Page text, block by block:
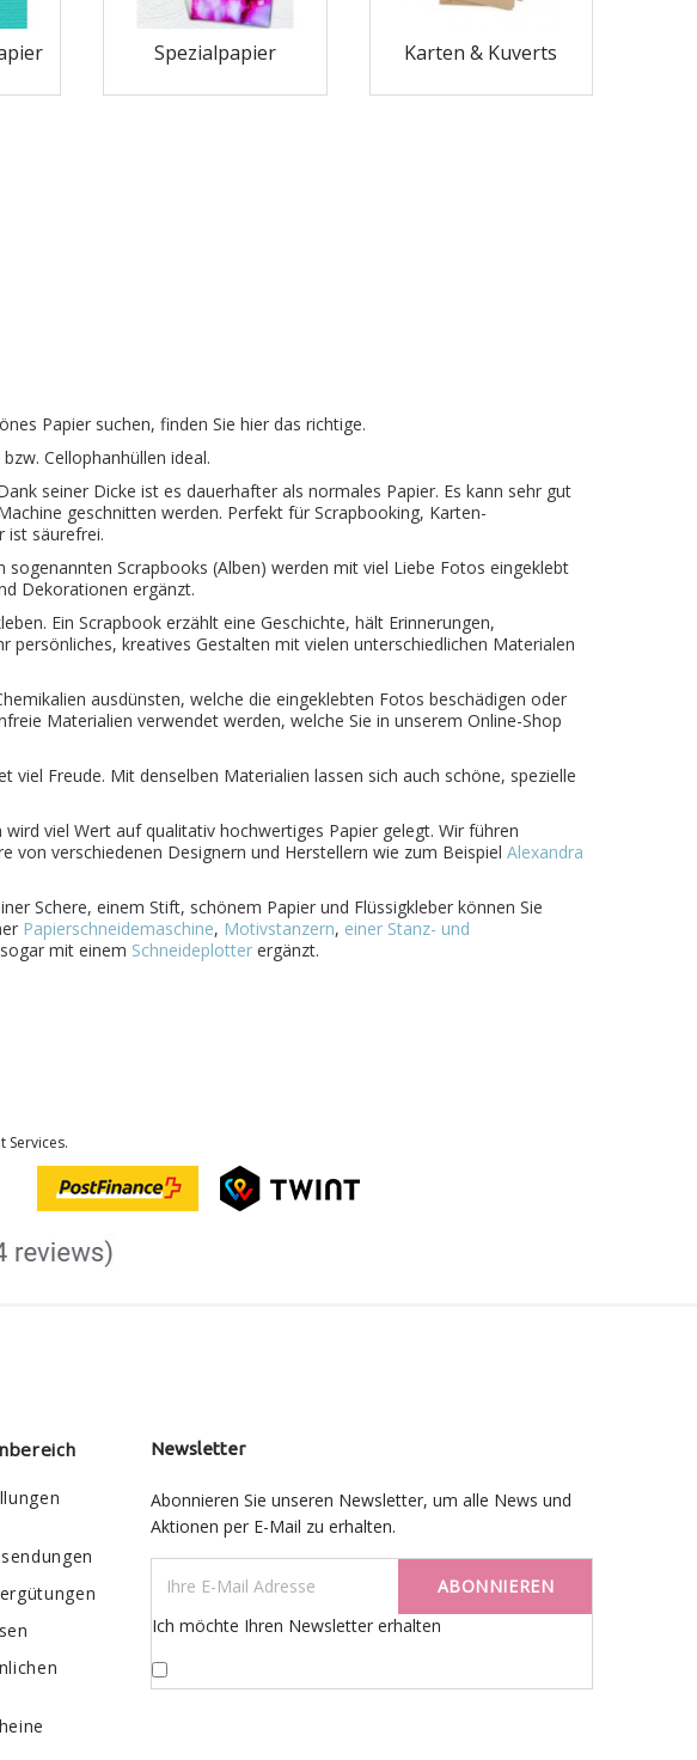
Spezialpapier Karten & Kuverts
Papier suchen, finden Sie hier das richtige.
bzw. Cellophanhüllen ideal.
seiner Dicke ist es dauerhafter als normales Papier. Es kann sehr gut
geschnitten werden. Perfekt für Scrapbooking, Karten-
ist säurefrei.
Scrapbooks (Alben) werden mit viel Liebe Fotos eingeklebt
Dekorationen ergänzt.
Ein Scrapbook erzählt eine Geschichte, hält Erinnerungen,
kreatives Gestalten mit vielen unterschiedlichen Materialen
ausdünsten, welche die eingeklebten Fotos beschädigen oder
Materialien verwendet werden, welche Sie in unserem Online-Shop
viel Freude. Mit denselben Materialien lassen sich auch schöne, spezielle
viel Wert auf qualitativ hochwertiges Papier gelegt. Wir führen
von verschiedenen Designern und Herstellern wie zum Beispiel Alexandra
Schere, einem Stift, schönem Papier und Flüssigkleber können Sie
Papierschneidemaschine, Motivstanzern, einer Stanz- und
mit einem Schneideplotter ergänzt.
Services.
Newsletter
Abonnieren Sie unseren Newsletter, um alle News und
Aktionen per E-Mail zu erhalten.
ABONNIEREN
Ich möchte Ihren Newsletter erhalten